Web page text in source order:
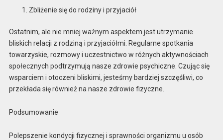
Zbliżenie się do rodziny i przyjaciół
Ostatnim, ale nie mniej ważnym aspektem jest utrzymanie
bliskich relacji z rodziną i przyjaciółmi. Regularne spotkania
towarzyskie, rozmowy i uczestnictwo w różnych aktywnościach
społecznych podtrzymują nasze zdrowie psychiczne. Czując się
wsparciem i otoczeni bliskimi, jesteśmy bardziej szczęśliwi, co
przekłada się również na nasze zdrowie fizyczne.
Podsumowanie
Polepszenie kondycji fizycznej i sprawności organizmu u osób